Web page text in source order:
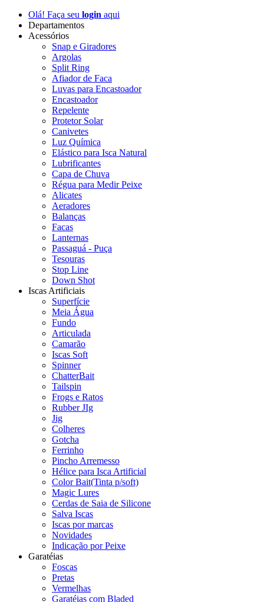
Olá! Faça seu login aqui
Departamentos
Acessórios
Snap e Giradores
Argolas
Split Ring
Afiador de Faca
Luvas para Encastoador
Encastoador
Repelente
Protetor Solar
Canivetes
Luz Química
Elástico para Isca Natural
Lubrificantes
Capa de Chuva
Régua para Medir Peixe
Alicates
Aeradores
Balanças
Facas
Lanternas
Passaguá - Puça
Tesouras
Stop Line
Down Shot
Iscas Artificiais
Superfície
Meia Água
Fundo
Articulada
Camarão
Iscas Soft
Spinner
ChatterBait
Tailspin
Frogs e Ratos
Rubber JIg
Jig
Colheres
Gotcha
Ferrinho
Pincho Arremesso
Hélice para Isca Artificial
Color Bait(Tinta p/soft)
Magic Lures
Cerdas de Saia de Silicone
Salva Iscas
Iscas por marcas
Novidades
Indicação por Peixe
Garatéias
Foscas
Pretas
Vermelhas
Garatéias com Bladed